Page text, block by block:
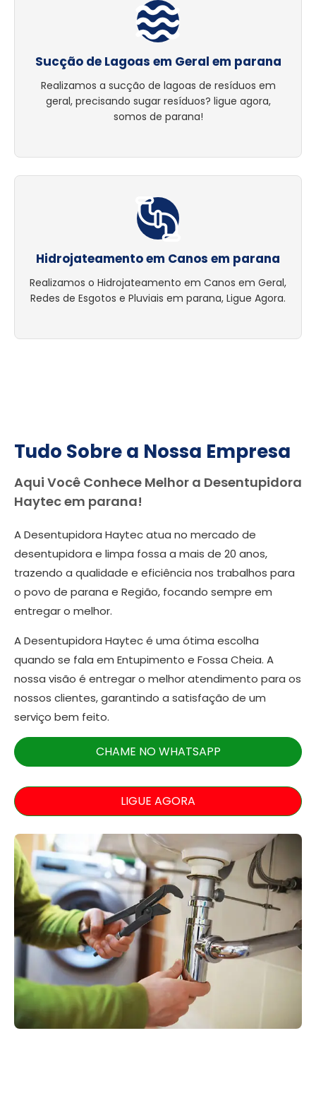
Sucção de Lagoas em Geral em parana
Realizamos a sucção de lagoas de resíduos em
geral, precisando sugar resíduos? ligue agora,
somos de parana!
Hidrojateamento em Canos em parana
Realizamos o Hidrojateamento em Canos em Geral,
Redes de Esgotos e Pluviais em parana, Ligue Agora.
Tudo Sobre a Nossa Empresa
Aqui Você Conhece Melhor a Desentupidora
Haytec em parana!
A Desentupidora Haytec atua no mercado de
desentupidora e limpa fossa a mais de 20 anos,
trazendo a qualidade e eficiência nos trabalhos para
o povo de parana e Região, focando sempre em
entregar o melhor.
A Desentupidora Haytec é uma ótima escolha
quando se fala em Entupimento e Fossa Cheia. A
nossa visão é entregar o melhor atendimento para os
nossos clientes, garantindo a satisfação de um
serviço bem feito.
CHAME NO WHATSAPP
LIGUE AGORA